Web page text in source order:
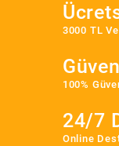
3000 TL
100%
24/7
Online